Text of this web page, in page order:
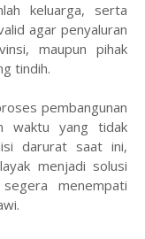
keluarga, serta
agar penyaluran
maupun pihak
tindih.
pembangunan
waktu yang tidak
darurat saat ini,
menjadi solusi
menempati